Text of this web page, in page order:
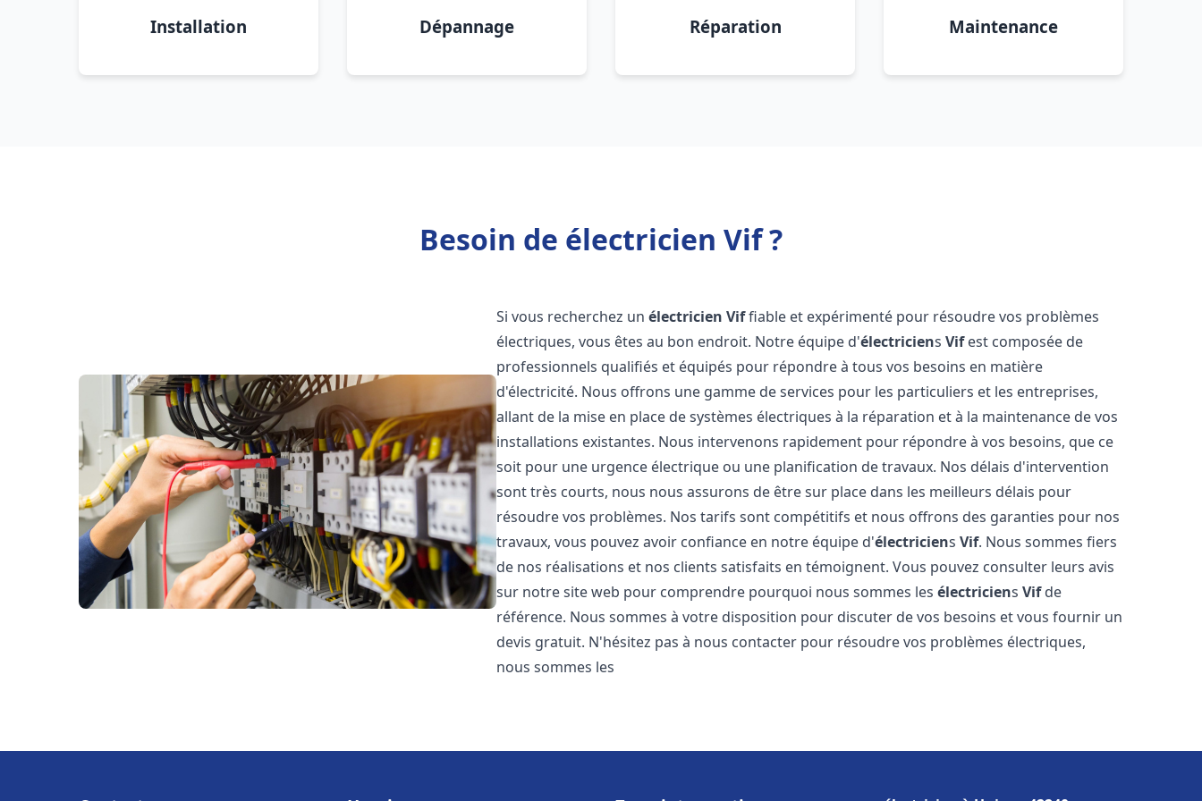
Installation Dépannage Réparation Maintenance
Besoin de électricien Vif ?
Si vous recherchez unélectricien Viffiable et expérimenté pour résoudre vos problèmes
électriques, vous êtes au bon endroit. Notre équipe d'électriciensVifest composée de
professionnels qualifiés et équipés pour répondre à tous vos besoins en matière
d'électricité. Nous offrons une gamme de services pour les particuliers et les entreprises,
allant de la mise en place de systèmes électriques à la réparation et à la maintenance de vos
installations existantes. Nous intervenons rapidement pour répondre à vos besoins, que ce
soit pour une urgence électrique ou une planification de travaux. Nos délais d'intervention
sont très courts, nous nous assurons de être sur place dans les meilleurs délais pour
résoudre vos problèmes. Nos tarifs sont compétitifs et nous offrons des garanties pour nos
travaux, vous pouvez avoir confiance en notre équipe d'électriciensVif. Nous sommes fiers
de nos réalisations et nos clients satisfaits en témoignent. Vous pouvez consulter leurs avis
sur notre site web pour comprendre pourquoi nous sommes lesélectriciensVifde
référence. Nous sommes à votre disposition pour discuter de vos besoins et vous fournir un
devis gratuit. N'hésitez pas à nous contacter pour résoudre vos problèmes électriques,
nous sommes les